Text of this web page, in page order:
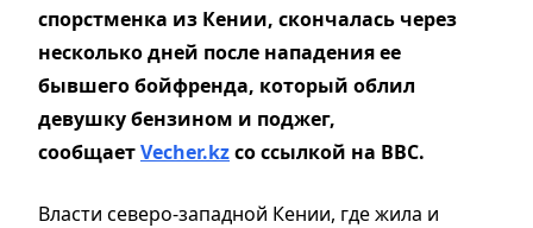
спорстменка из Кении, скончалась через
несколько дней после нападения ее
бывшего бойфренда, который облил
девушку бензином и поджег,
сообщаетVecher.kzсо ссылкой на BBC.
Власти северо-западной Кении, где жила и